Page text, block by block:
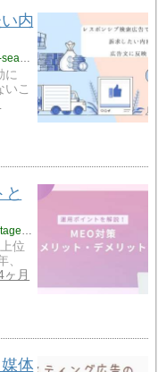
内
https://quickly.co.jp/knowledge_blog/responsive-search-ads-content-reflection
に
こ
と
位
、
ヶ月
体